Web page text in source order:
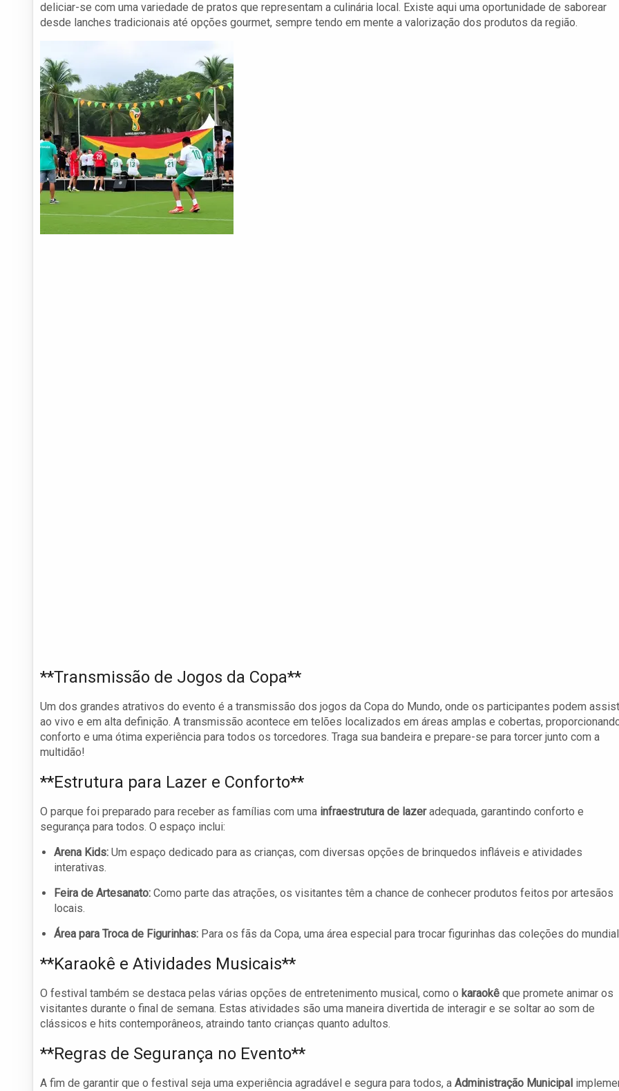
deliciar-se com uma variedade de pratos que representam a culinária local. Existe aqui uma oportunidade de saborear
desde lanches tradicionais até opções gourmet, sempre tendo em mente a valorização dos produtos da região.
**Transmissão de Jogos da Copa**
Um dos grandes atrativos do evento é a transmissão dos jogos da Copa do Mundo, onde os participantes podem
ao vivo e em alta definição. A transmissão acontece em telões localizados em áreas amplas e cobertas,
conforto e uma ótima experiência para todos os torcedores. Traga sua bandeira e prepare-se para torcer junto com a
multidão!
**Estrutura para Lazer e Conforto**
O parque foi preparado para receber as famílias com uma infraestrutura de lazeradequada, garantindo conforto e
segurança para todos. O espaço inclui:
Arena Kids: Um espaço dedicado para as crianças, com diversas opções de brinquedos infláveis e atividades
interativas.
Feira de Artesanato: Como parte das atrações, os visitantes têm a chance de conhecer produtos feitos por artesãos
locais.
Área para Troca de Figurinhas: Para os fãs da Copa, uma área especial para trocar figurinhas das coleções do
**Karaokê e Atividades Musicais**
O festival também se destaca pelas várias opções de entretenimento musical, como o karaokê que promete animar os
visitantes durante o final de semana. Estas atividades são uma maneira divertida de interagir e se soltar ao som de
clássicos e hits contemporâneos, atraindo tanto crianças quanto adultos.
**Regras de Segurança no Evento**
A fim de garantir que o festival seja uma experiência agradável e segura para todos, a Administração Municipal